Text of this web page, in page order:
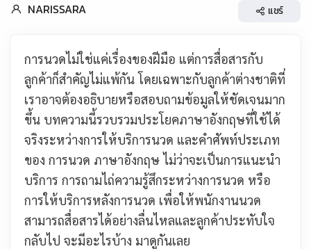
NARISSARA แชร์
การนวดไม่ใช่แค่เรื่องของฝีมือ แต่การสื่อสารกับ
ลูกค้าก็สำคัญไม่แพ้กัน โดยเฉพาะกับลูกค้าต่างชาติที่
เราอาจต้องอธิบายหรือสอบถามข้อมูลให้ชัดเจนมาก
ขึ้น บทความนี้รวบรวมประโยคภาษาอังกฤษที่ใช้ได้
จริงระหว่างการให้บริการนวด และคำศัพท์ประเภท
ของ การนวด ภาษาอังกฤษ ไม่ว่าจะเป็นการแนะนำ
บริการ การถามไถ่ความรู้สึกระหว่างการนวด หรือ
การให้บริการหลังการนวด เพื่อให้พนักงานนวด
สามารถสื่อสารได้อย่างลื่นไหลและลูกค้าประทับใจ
กลับไป จะมีอะไรบ้าง มาดูกันเลย